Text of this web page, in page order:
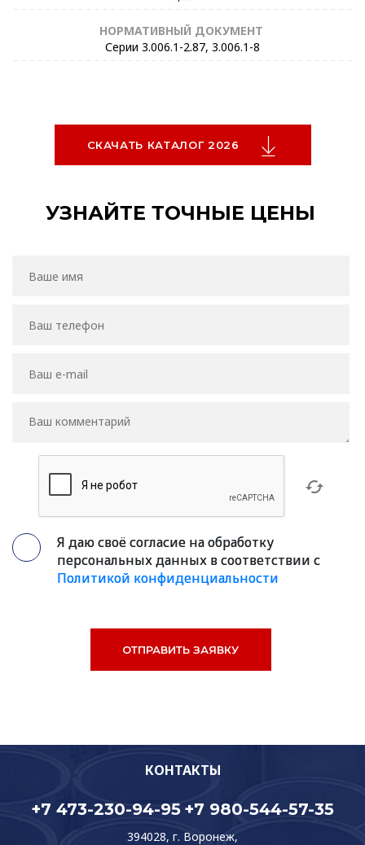
НОРМАТИВНЫЙ ДОКУМЕНТ
Серии 3.006.1-2.87, 3.006.1-8
СКАЧАТЬ КАТАЛОГ 2026
УЗНАЙТЕ ТОЧНЫЕ ЦЕНЫ
Я даю своё согласие на обработку
персональных данных в соответствии с
Политикой конфиденциальности
КОНТАКТЫ
+7 473-230-94-95 +7 980-544-57-35
394028, г. Воронеж,